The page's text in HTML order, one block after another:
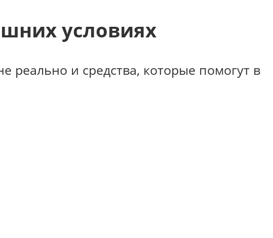
условиях
реально и средства, которые помогут в